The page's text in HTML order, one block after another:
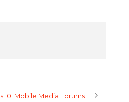
10. Mobile Media Forums